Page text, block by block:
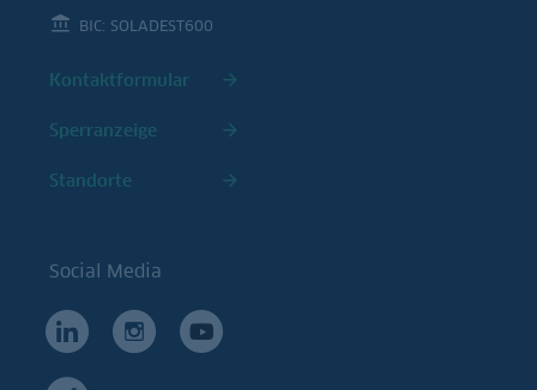
BIC: SOLADEST600
Kontaktformular
Sperranzeige
Standorte
Social Media